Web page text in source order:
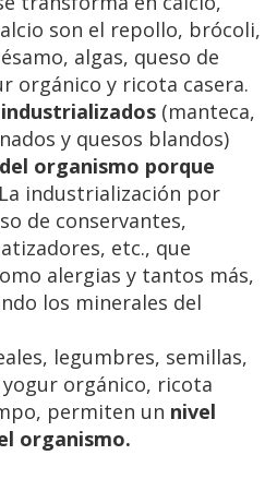
son el repollo, brócoli,
algas, queso de
orgánico y ricota casera.
(manteca,
y quesos blandos)
organismo porque
La industrialización por
de conservantes,
etc., que
alergias y tantos más,
los minerales del
legumbres, semillas,
orgánico, ricota
permiten un nivel
organismo.